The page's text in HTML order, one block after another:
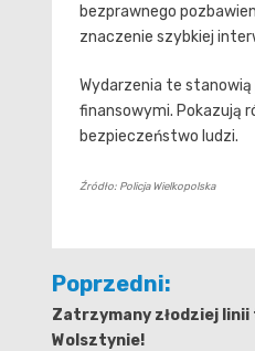
bezprawnego
znaczenie szybkiej
Wydarzenia te
finansowymi. Pokazują
bezpieczeństwo ludzi.
Źródło: Policja Wielkopolska
Nawigacja
wpisu
Poprzedni:
Zatrzymany złodziej
Wolsztynie!